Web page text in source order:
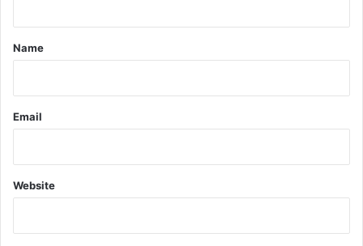
*
Name
Email
Website